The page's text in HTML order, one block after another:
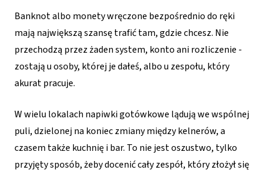
Banknot albo monety wręczone bezpośrednio do ręki
mają największą szansę trafić tam, gdzie chcesz. Nie
przechodzą przez żaden system, konto ani rozliczenie -
zostają u osoby, której je dałeś, albo u zespołu, który
akurat pracuje.
W wielu lokalach napiwki gotówkowe lądują we wspólnej
puli, dzielonej na koniec zmiany między kelnerów, a
czasem także kuchnię i bar. To nie jest oszustwo, tylko
przyjęty sposób, żeby docenić cały zespół, który złożył się